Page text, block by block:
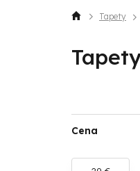
DomovTapety
o
č
Cena